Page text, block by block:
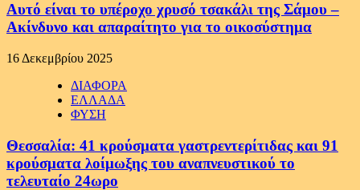
Αυτό είναι το υπέροχο χρυσό τσακάλι της Σάμου –
Ακίνδυνο και απαραίτητο για το οικοσύστημα
16 Δεκεμβρίου 2025
ΔΙΑΦΟΡΑ
ΕΛΛΑΔΑ
ΦΥΣΗ
Θεσσαλία: 41 κρούσματα γαστρεντερίτιδας και 91
κρούσματα λοίμωξης του αναπνευστικού το
τελευταίο 24ωρο